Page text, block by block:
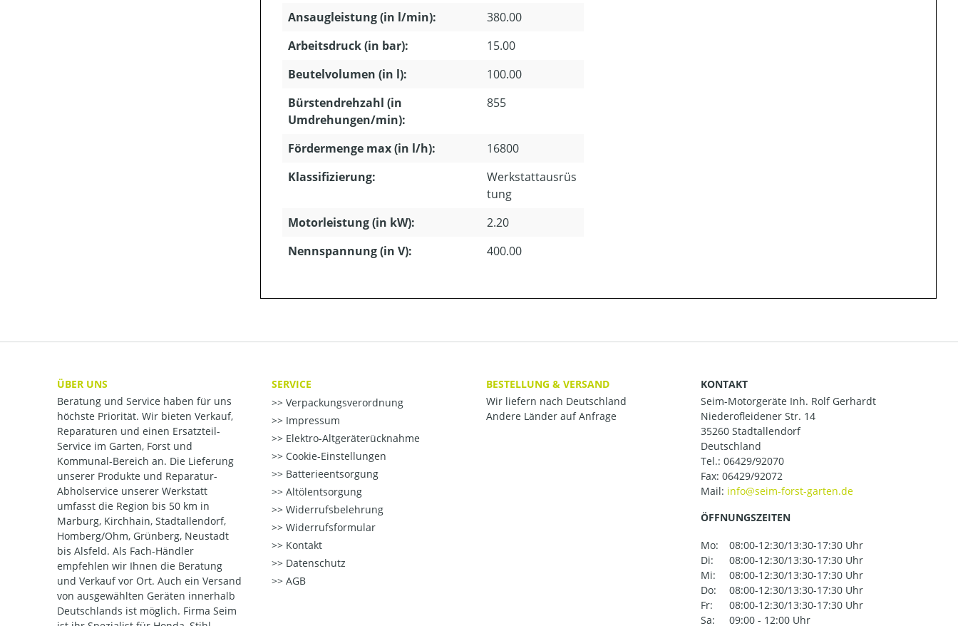
Ansaugleistung (in l/min):
380.00
Arbeitsdruck (in bar):
15.00
Beutelvolumen (in l):
100.00
Bürstendrehzahl (in
Umdrehungen/min):
855
Fördermenge max (in l/h):
16800
Klassifizierung:
Werkstattausrüs
tung
Motorleistung (in kW):
2.20
Nennspannung (in V):
400.00
ÜBER UNS
Beratung und Service haben für uns
höchste Priorität. Wir bieten Verkauf,
Reparaturen und einen Ersatzteil-
Service im Garten, Forst und
Kommunal-Bereich an. Die Lieferung
unserer Produkte und Reparatur-
Abholservice unserer Werkstatt
umfasst die Region bis 50 km in
Marburg, Kirchhain, Stadtallendorf,
Homberg/Ohm, Grünberg, Neustadt
bis Alsfeld. Als Fach-Händler
empfehlen wir Ihnen die Beratung
und Verkauf vor Ort. Auch ein Versand
von ausgewählten Geräten innerhalb
Deutschlands ist möglich. Firma Seim
SERVICE
Verpackungsverordnung
Impressum
Elektro-Altgeräterücknahme
Cookie-Einstellungen
Batterieentsorgung
Altölentsorgung
Widerrufsbelehrung
Widerrufsformular
Kontakt
Datenschutz
AGB
BESTELLUNG & VERSAND
Wir liefern nach Deutschland
Andere Länder auf Anfrage
KONTAKT
Seim-Motorgeräte Inh. Rolf Gerhardt
Niederofleidener Str. 14
35260 Stadtallendorf
Deutschland
Tel.: 06429/92070
Fax: 06429/92072
Mail:
ÖFFNUNGSZEITEN
Mo:
08:00-12:30/13:30-17:30 Uhr
Di:
08:00-12:30/13:30-17:30 Uhr
Mi:
08:00-12:30/13:30-17:30 Uhr
Do:
08:00-12:30/13:30-17:30 Uhr
Fr:
08:00-12:30/13:30-17:30 Uhr
Sa:
09:00 - 12:00 Uhr